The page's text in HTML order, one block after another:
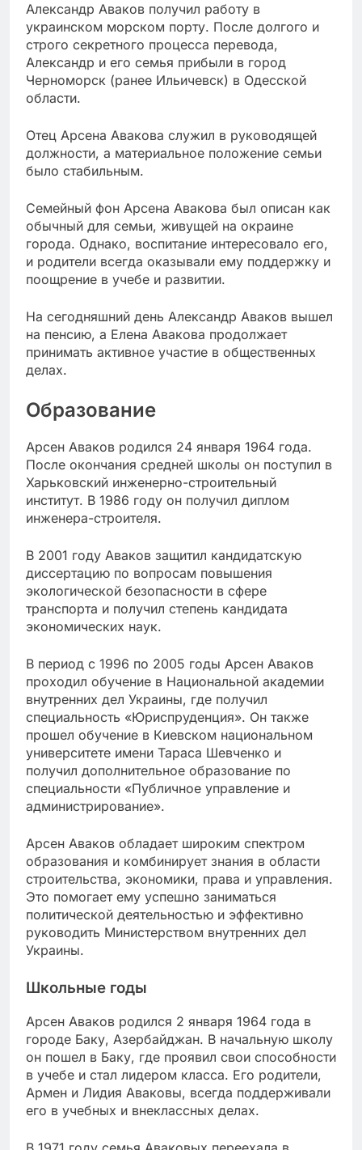
Александр Аваков получил работу в
украинском морском порту. После долгого и
строго секретного процесса перевода,
Александр и его семья прибыли в город
Черноморск (ранее Ильичевск) в Одесской
области.
Отец Арсена Авакова служил в руководящей
должности, а материальное положение семьи
было стабильным.
Семейный фон Арсена Авакова был описан как
обычный для семьи, живущей на окраине
города. Однако, воспитание интересовало его,
и родители всегда оказывали ему поддержку и
поощрение в учебе и развитии.
На сегодняшний день Александр Аваков вышел
на пенсию, а Елена Авакова продолжает
принимать активное участие в общественных
делах.
Образование
Арсен Аваков родился 24 января 1964 года.
После окончания средней школы он поступил в
Харьковский инженерно-строительный
институт. В 1986 году он получил диплом
инженера-строителя.
В 2001 году Аваков защитил кандидатскую
диссертацию по вопросам повышения
экологической безопасности в сфере
транспорта и получил степень кандидата
экономических наук.
В период с 1996 по 2005 годы Арсен Аваков
проходил обучение в Национальной академии
внутренних дел Украины, где получил
специальность «Юриспруденция». Он также
прошел обучение в Киевском национальном
университете имени Тараса Шевченко и
получил дополнительное образование по
специальности «Публичное управление и
администрирование».
Арсен Аваков обладает широким спектром
образования и комбинирует знания в области
строительства, экономики, права и управления.
Это помогает ему успешно заниматься
политической деятельностью и эффективно
руководить Министерством внутренних дел
Украины.
Школьные годы
Арсен Аваков родился 2 января 1964 года в
городе Баку, Азербайджан. В начальную школу
он пошел в Баку, где проявил свои способности
в учебе и стал лидером класса. Его родители,
Армен и Лидия Аваковы, всегда поддерживали
его в учебных и внеклассных делах.